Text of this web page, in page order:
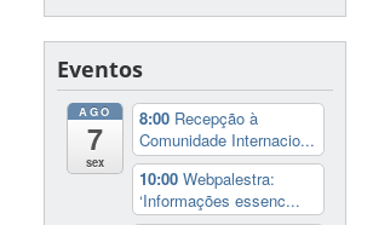
Eventos
AGO
7
sex
8:00 Recepção à
Comunidade Internacio...
10:00Webpalestra:
‘Informações essenc...